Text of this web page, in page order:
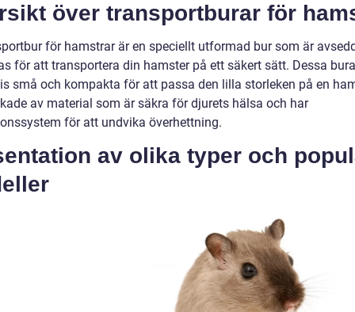
över transportburar för
för hamstrar är en speciellt utformad bur som är
för att transportera din hamster på ett säkert sätt. Dessa
små och kompakta för att passa den lilla storleken på en
av material som är säkra för djurets hälsa och har
för att undvika överhettning.
av olika typer och